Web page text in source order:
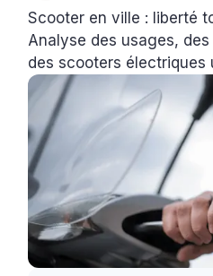
Scooter en ville : liberté
Analyse des usages,
des scooters électriques